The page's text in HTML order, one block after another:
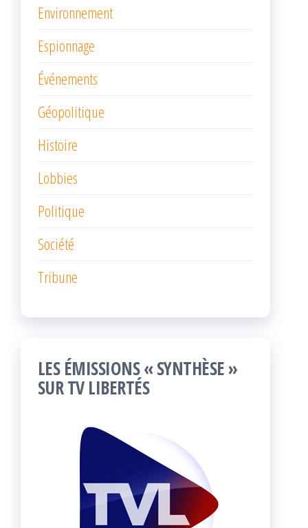
Environnement
Espionnage
Événements
Géopolitique
Histoire
Lobbies
Politique
Société
Tribune
LES ÉMISSIONS « SYNTHÈSE »
SUR TV LIBERTÉS